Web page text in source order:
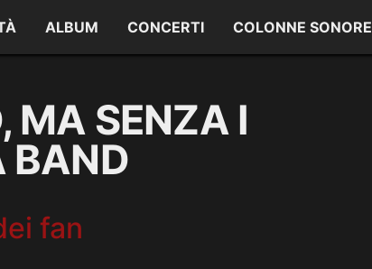
ALBUM CONCERTI COLONNE SONORE
MA SENZA I
BAND
fan